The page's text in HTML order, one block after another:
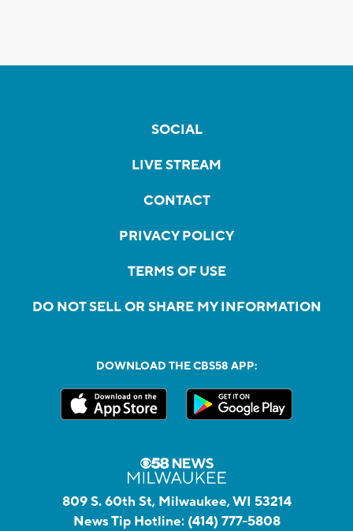
SOCIAL
LIVE STREAM
CONTACT
PRIVACY POLICY
TERMS OF USE
DO NOT SELL OR SHARE MY INFORMATION
DOWNLOAD THE CBS58 APP:
809 S. 60th St, Milwaukee, WI 53214
News Tip Hotline: (414) 777-5808